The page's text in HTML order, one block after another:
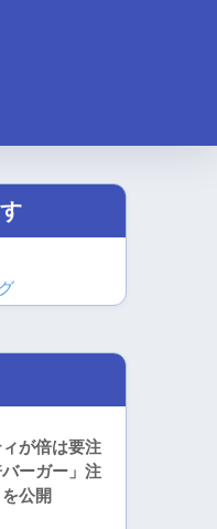
が倍は要注
ーガー」注
公開